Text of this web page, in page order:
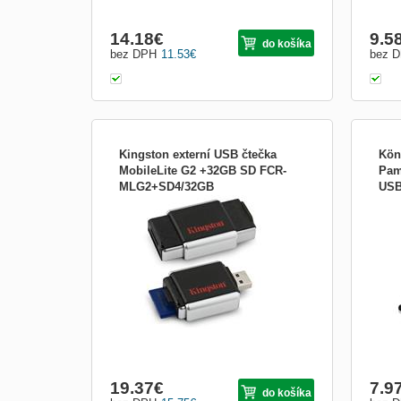
11.53€
bez DPH
14.18€ do košíka
bez
Kingston externí USB čtečka
MobileLite G2 +32GB SD FCR-
MLG2+SD4/32GB
* velmi kompaktní multifunkční čtečka
karet * kompatibilní s SD/SDHC a
microSD/SDHC kartami * kompatibilní s
Memory Stick PRO Duo, Memory Stick
PRO-HG Duo, Memory Stick Micro M2 *
vysouvací části zabrání ztrátě krytky a
také ochrání karty * po zapojení...
19.37€ do košíka